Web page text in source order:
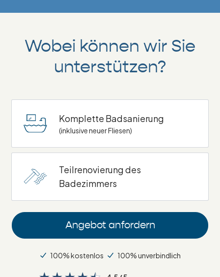
Wobei können wir Sie
unterstützen?
Komplette Badsanierung
(inklusive neuer Fliesen)
Teilrenovierung des
Badezimmers
Angebot anfordern
100% kostenlos 100% unverbindlich